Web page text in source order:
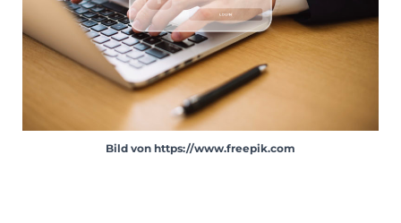
Bild von https://www.freepik.com